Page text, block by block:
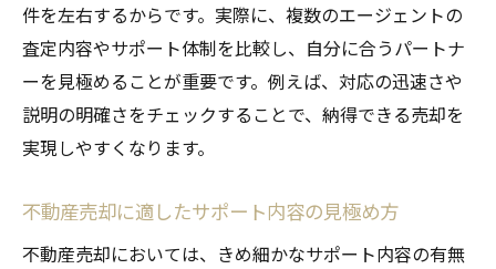
件を左右するからです。実際に、複数のエージェントの
査定内容やサポート体制を比較し、自分に合うパートナ
ーを見極めることが重要です。例えば、対応の迅速さや
説明の明確さをチェックすることで、納得できる売却を
実現しやすくなります。
不動産売却に適したサポート内容の見極め方
不動産売却においては、きめ細かなサポート内容の有無